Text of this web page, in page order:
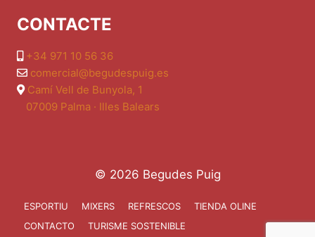
CONTACTE
+34 971 10 56 36
comercial@begudespuig.es
Camí Vell de Bunyola, 1
07009 Palma · Illes Balears
© 2026 Begudes Puig
ESPORTIU MIXERS REFRESCOS
TIENDA OLINE
CONTACTO
TURISME SOSTENIBLE